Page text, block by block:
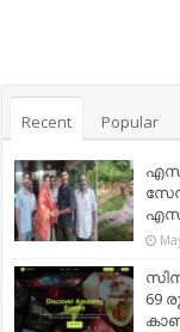
Recent Popular
69